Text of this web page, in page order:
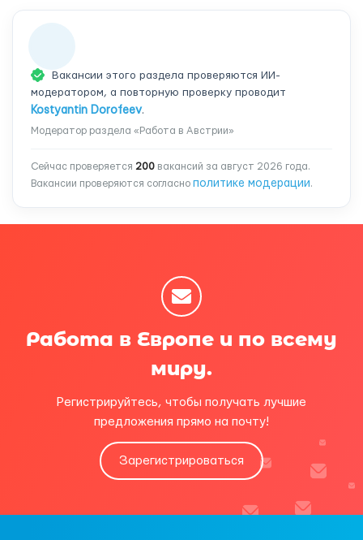
Вакансии этого раздела проверяются ИИ-
модератором, а повторную проверку проводит
Kostyantin Dorofeev.
Модератор раздела «Работа в Австрии»
Сейчас проверяется 200 вакансий за август 2026 года.
Вакансии проверяются согласно политике модерации.
Работа в Европе и по всему
миру.
Регистрируйтесь, чтобы получать лучшие
предложения прямо на почту!
Зарегистрироваться